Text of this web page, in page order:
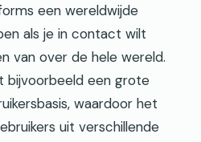
een wereldwijde
als je in contact wilt
van over de hele wereld.
bijvoorbeeld een grote
waardoor het
uit verschillende